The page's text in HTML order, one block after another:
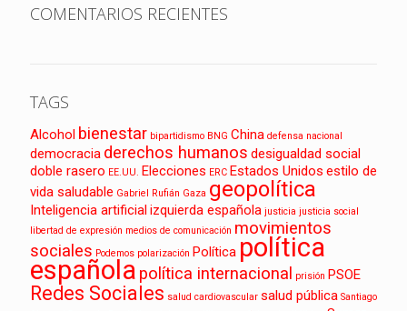
COMENTARIOS RECIENTES
TAGS
Alcohol bienestar bipartidismo BNG China defensa nacional
democracia derechos humanos desigualdad social
doble rasero EE.UU. Elecciones ERC Estados Unidos estilo de
vida saludable Gabriel Rufián Gaza geopolítica
Inteligencia artificial izquierda española justicia justicia social
libertad de expresión medios de comunicación movimientos
sociales Podemos polarización Política política
española política internacional prisión PSOE
Redes Sociales salud cardiovascular salud pública Santiago